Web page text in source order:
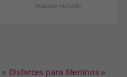
Imposto Incluído
» Disfarces para Meninos »